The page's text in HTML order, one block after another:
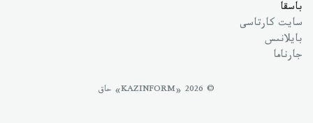
باسقا
سايت كارتاسى
بايلانىس
جارناما
© 2026 «KAZINFORM» حاق